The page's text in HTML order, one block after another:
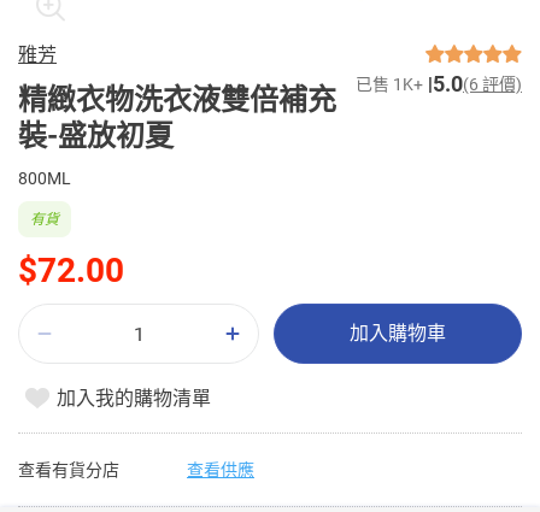
雅芳
精緻衣物洗衣液雙倍補充
裝-盛放初夏
已售 1K+ 5.0(6 評價)
800ML
$72.00
有貨
加入購物車
加入我的購物清單
查看有貨分店 查看供應